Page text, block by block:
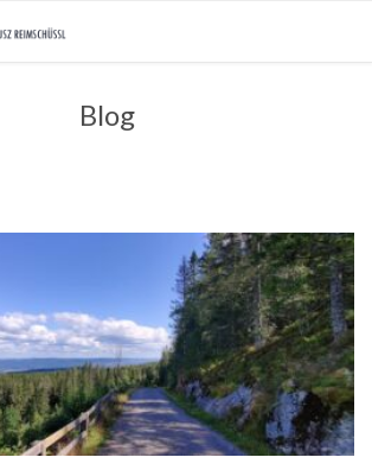
Blog